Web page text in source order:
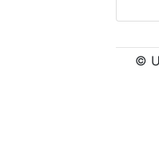
©